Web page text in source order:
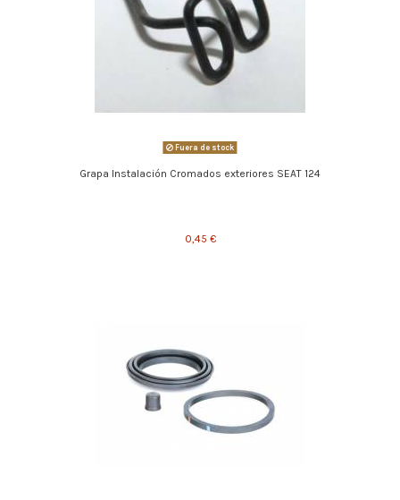
Fuera de stock
Grapa Instalación Cromados exteriores SEAT 124
0,45 €